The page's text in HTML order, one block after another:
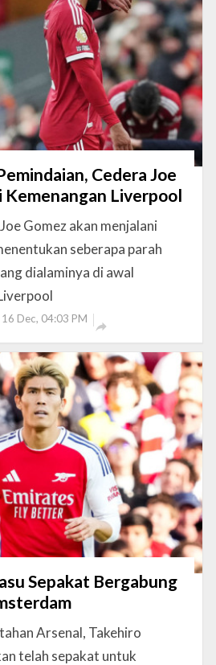
Cedera Joe
Kemenangan Liverpool
Gomez akan menjalani
seberapa parah
dialaminya di awal
16 Dec, 04:03 PM

Sepakat Bergabung
Arsenal, Takehiro
telah sepakat untuk